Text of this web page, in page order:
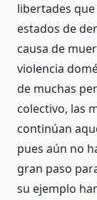
libertades
estados de
causa de
violencia
de muchas
colectivo, las
continúan
pues aún no
gran paso
su ejemplo